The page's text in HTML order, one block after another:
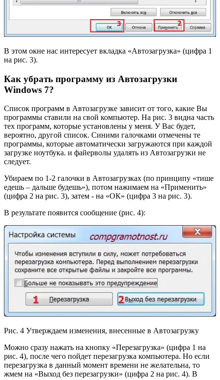
В этом окне нас интересует вкладка «Автозагрузка» (цифра 1
на рис. 3).
Как убрать программу из Автозагрузки
Windows 7?
Список программ в Автозагрузке зависит от того, какие Вы
программы ставили на свой компьютер. На рис. 3 видна часть
тех программ, которые установлены у меня. У Вас будет,
вероятно, другой список. Синими галочками отмечены те
программы, которые автоматически загружаются при каждой
загрузке ноутбука. и файерволы удалять из Автозагрузки не
следует.
Убираем по 1-2 галочки в Автозагрузках (по принципу «тише
едешь – дальше будешь»), потом нажимаем на «Применить»
(цифра 2 на рис. 3), затем - на «ОК» (цифра 3 на рис. 3).
В результате появится сообщение (рис. 4):
Рис. 4 Утверждаем изменения, внесенные в Автозагрузку
Можно сразу нажать на кнопку «Перезагрузка» (цифра 1 на
рис. 4), после чего пойдет перезагрузка компьютера. Но если
перезагрузка в данный момент времени не желательна, то
жмем на «Выход без перезагрузки» (цифра 2 на рис. 4). В